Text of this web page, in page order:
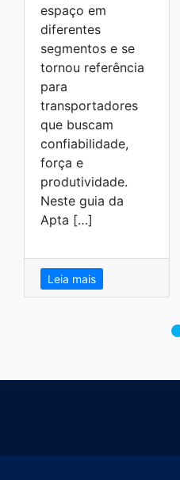
espaço em
diferentes
segmentos e se
tornou referência
para
transportadores
que buscam
confiabilidade,
força e
produtividade.
Neste guia da
Apta […]
Leia mais